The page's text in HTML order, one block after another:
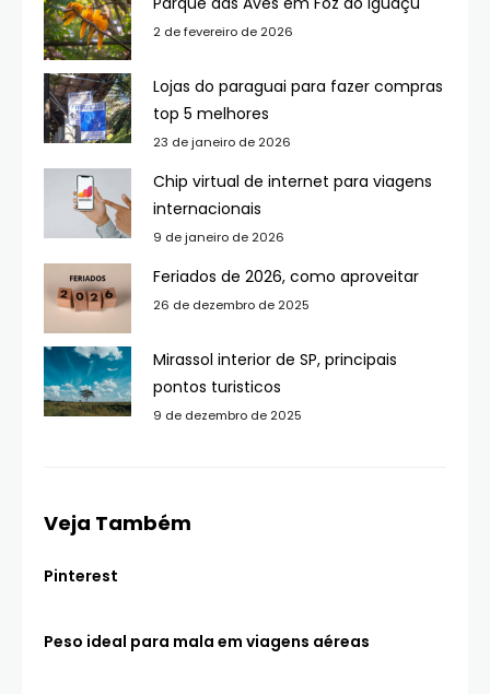
2 de fevereiro de 2026
Lojas do paraguai para fazer compras
top 5 melhores
23 de janeiro de 2026
Chip virtual de internet para viagens
internacionais
9 de janeiro de 2026
Feriados de 2026, como aproveitar
26 de dezembro de 2025
Mirassol interior de SP, principais
pontos turisticos
9 de dezembro de 2025
Veja Também
Pinterest
Peso ideal para mala em viagens aéreas